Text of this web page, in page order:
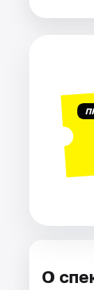
Артисты
О